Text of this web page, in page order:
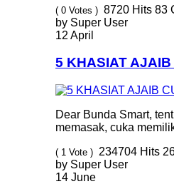
( 0 Votes ) 8720 Hits 83
by Super User
12 April
5 KHASIAT
Dear Bunda Smart,
memasak, cuka
( 1 Vote ) 234704 Hits
by Super User
14 June